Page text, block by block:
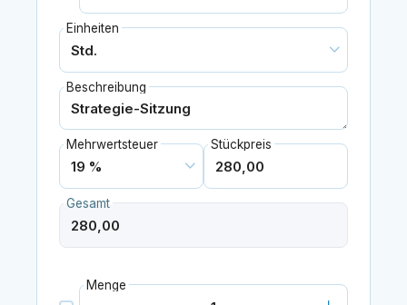
Einheiten
Beschreibung
Mehrwertsteuer Stückpreis
Gesamt
Menge